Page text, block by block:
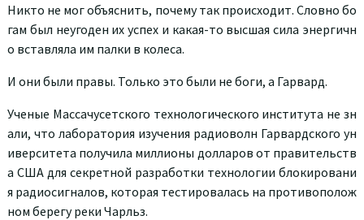
Никто не мог объяснить, почему так происходит. Словно бо
гам был неугоден их успех и какая-то высшая сила энергичн
о вставляла им палки в колеса.
И они были правы. Только это были не боги, а Гарвард.
Ученые Массачусетского технологического института не зн
али, что лаборатория изучения радиоволн Гарвардского ун
иверситета получила миллионы долларов от правительств
а США для секретной разработки технологии блокировани
я радиосигналов, которая тестировалась на противополож
ном берегу реки Чарльз.